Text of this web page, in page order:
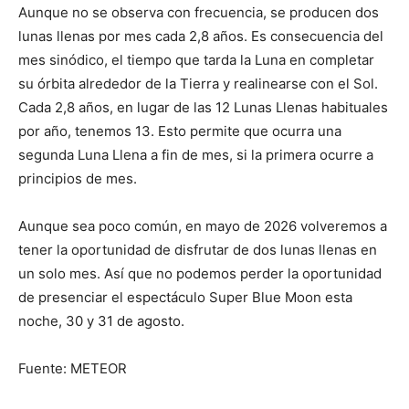
Aunque no se observa con frecuencia, se producen dos
lunas llenas por mes cada 2,8 años. Es consecuencia del
mes sinódico, el tiempo que tarda la Luna en completar
su órbita alrededor de la Tierra y realinearse con el Sol.
Cada 2,8 años, en lugar de las 12 Lunas Llenas habituales
por año, tenemos 13. Esto permite que ocurra una
segunda Luna Llena a fin de mes, si la primera ocurre a
principios de mes.
Aunque sea poco común, en mayo de 2026 volveremos a
tener la oportunidad de disfrutar de dos lunas llenas en
un solo mes. Así que no podemos perder la oportunidad
de presenciar el espectáculo Super Blue Moon esta
noche, 30 y 31 de agosto.
Fuente: METEOR